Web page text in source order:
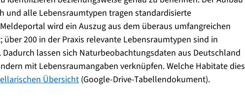
und alle Lebensraumtypen tragen standardisierte
wird ein Auszug aus dem überaus umfangreichen
über 200 in der Praxis relevante Lebensraumtypen sind in
lassen sich Naturbeobachtungsdaten aus Deutschland
mit Lebensraumangaben verknüpfen. Welche Habitate dies
Übersicht (Google-Drive-Tabellendokument).